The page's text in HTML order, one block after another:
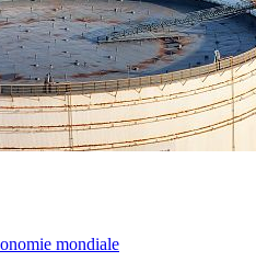
mondiale